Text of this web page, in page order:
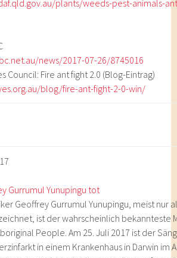
plants/weeds-pest-animals-
news/2017-07-26/8745016
Council: Fire ant fight 2.0 (Blog-Eintrag)
blog/fire-ant-fight-2-0-win/
Gurrumul Yunupingu tot
Geoffrey Gurrumul Yunupingu, meist nur
ist der wahrscheinlich bekannteste
People. Am 25. Juli 2017 ist der
in einem Krankenhaus in Darwin im